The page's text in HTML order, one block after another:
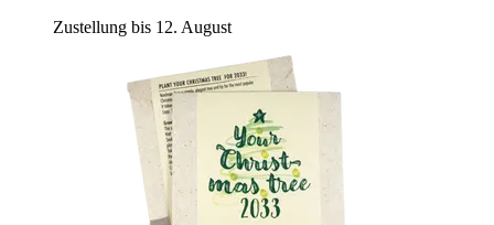
Zustellung bis 12. August